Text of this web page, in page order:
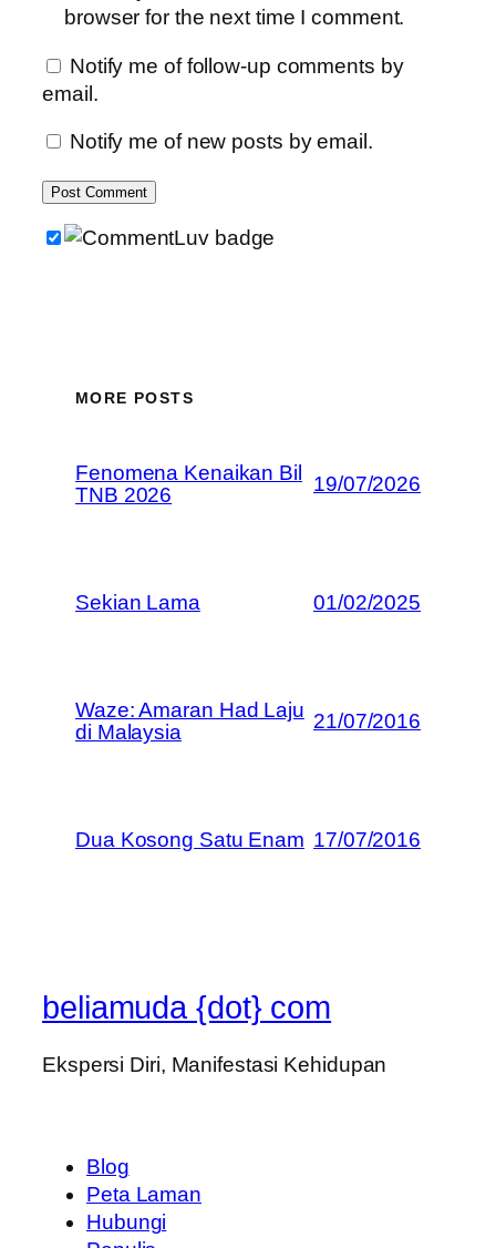
browser for the next time I comment.
Notify me of follow-up comments by
email.
Notify me of new posts by email.
MORE POSTS
Fenomena Kenaikan Bil
TNB 2026
19/07/2026
Sekian Lama 01/02/2025
Waze: Amaran Had Laju
di Malaysia
21/07/2016
Dua Kosong Satu Enam 17/07/2016
beliamuda {dot} com
Ekspersi Diri, Manifestasi Kehidupan
Blog
Peta Laman
Hubungi